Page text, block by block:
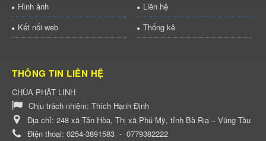
Hình ảnh
Liên hệ
Kết nối web
Thống kê
THÔNG TIN LIÊN HỆ
CHÙA PHẬT LINH
Chịu trách nhiệm: Thích Hạnh Định
Địa chỉ: 248 xã Tân Hòa, Thị xã Phú Mỹ, tỉnh Bà Rịa – Vũng Tàu
Điện thoại: 0254-3891583 - 0779382222